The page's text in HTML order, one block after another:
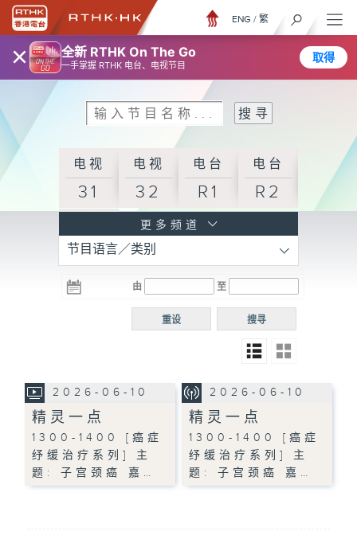
× 全新 RTHK On The Go
一手掌握 RTHK 电台、电视节目
取得
ENG / 繁
电视
31
电视
32
电台
R1
电台
R2
R3
电台 电台
R5
电台
普通
更多频道
节目语言／类别
由 至
搜寻
重设
2026-06-10
精灵一点
1300-1400 [癌症
纾缓治疗系列] 主
题: 子宫颈癌 嘉…
2026-06-10
精灵一点
1300-1400 [癌症
纾缓治疗系列] 主
题: 子宫颈癌 嘉…